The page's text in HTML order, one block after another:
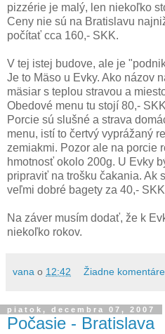
pizzérie je malý, len niekoľko
Ceny nie sú na Bratislavu
počítať cca 160,- SKK.
V tej istej budove, ale je
Je to Mäso u Evky. Ako názov
mäsiar s teplou stravou a
Obedové menu tu stojí 80,-
Porcie sú slušné a strava
menu, istí to čertvý vyprážaný
zemiakmi. Pozor ale na porcie
hmotnosť okolo 200g. U Evky
pripraviť na trošku čakania. Ak
veľmi dobré bagety za 40,-
Na záver musím dodať, že k
niekoľko rokov.
vana o 12:42 Žiadne
piatok, decembra 07, 2007
Počasie - Bratislava